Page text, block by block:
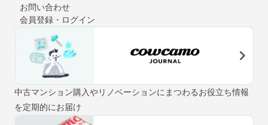
お問い合わせ
会員登録・ログイン
中古マンション購入やリノベーションにまつわるお役立ち情報
を定期的にお届け